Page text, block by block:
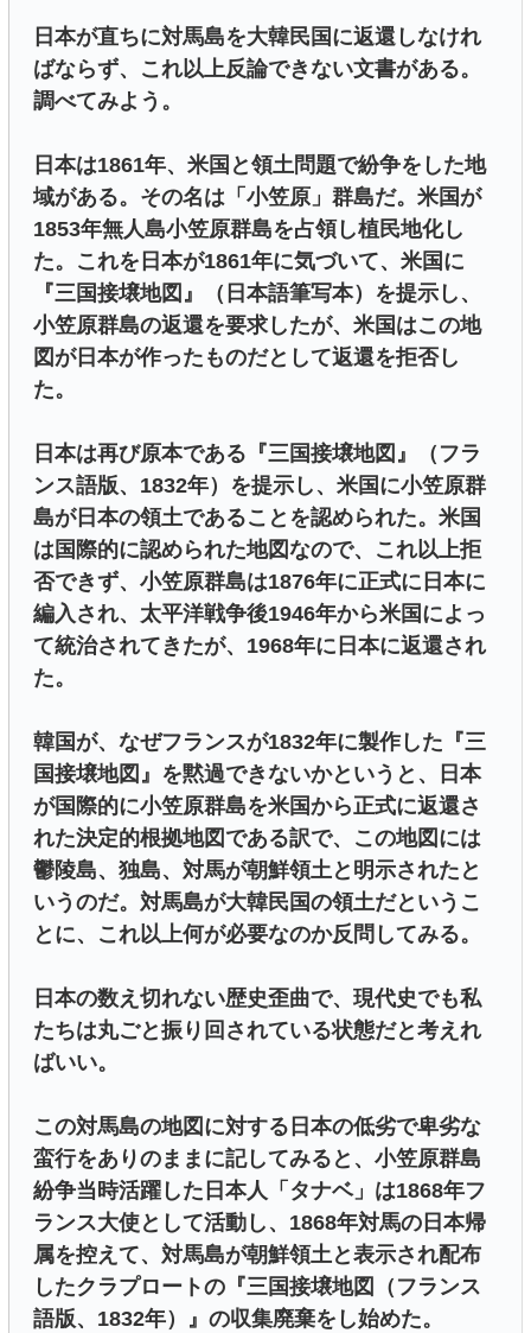
日本が直ちに対馬島を大韓民国に返還しなけれ
ばならず、これ以上反論できない文書がある。
調べてみよう。
日本は1861年、米国と領土問題で紛争をした地
域がある。その名は「小笠原」群島だ。米国が
1853年無人島小笠原群島を占領し植民地化し
た。これを日本が1861年に気づいて、米国に
『三国接壌地図』（日本語筆写本）を提示し、
小笠原群島の返還を要求したが、米国はこの地
図が日本が作ったものだとして返還を拒否し
た。
日本は再び原本である『三国接壌地図』（フラ
ンス語版、1832年）を提示し、米国に小笠原群
島が日本の領土であることを認められた。米国
は国際的に認められた地図なので、これ以上拒
否できず、小笠原群島は1876年に正式に日本に
編入され、太平洋戦争後1946年から米国によっ
て統治されてきたが、1968年に日本に返還され
た。
韓国が、なぜフランスが1832年に製作した『三
国接壌地図』を黙過できないかというと、日本
が国際的に小笠原群島を米国から正式に返還さ
れた決定的根拠地図である訳で、この地図には
鬱陵島、独島、対馬が朝鮮領土と明示されたと
いうのだ。対馬島が大韓民国の領土だというこ
とに、これ以上何が必要なのか反問してみる。
日本の数え切れない歴史歪曲で、現代史でも私
たちは丸ごと振り回されている状態だと考えれ
ばいい。
この対馬島の地図に対する日本の低劣で卑劣な
蛮行をありのままに記してみると、小笠原群島
紛争当時活躍した日本人「タナベ」は1868年フ
ランス大使として活動し、1868年対馬の日本帰
属を控えて、対馬島が朝鮮領土と表示され配布
したクラプロートの『三国接壌地図（フランス
語版、1832年）』の収集廃棄をし始めた。